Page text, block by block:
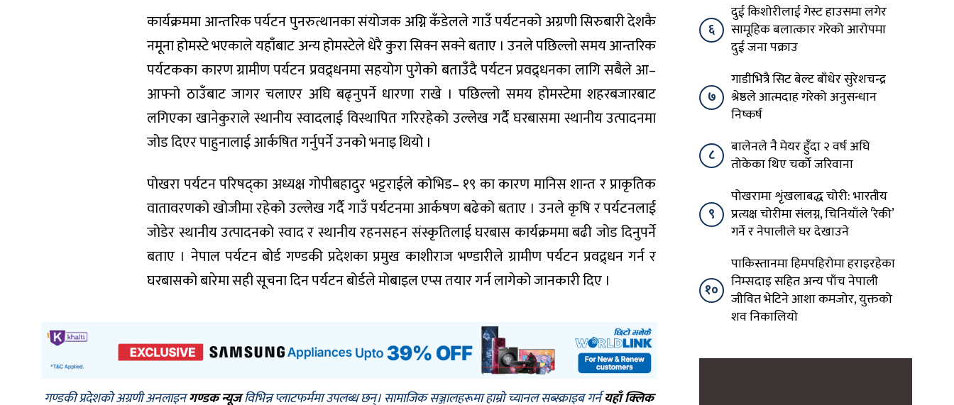
कार्यक्रममा आन्तरिक पर्यटन पुनरुत्थानका संयोजक अग्नि कँडेलले गाउँ पर्यटनको अग्रणी सिरुबारी देशकै
नमूना होमस्टे भएकाले यहाँबाट अन्य होमस्टेले धेरै कुरा सिक्न सक्ने बताए । उनले पछिल्लो समय आन्तरिक
पर्यटकका कारण ग्रामीण पर्यटन प्रवद्र्धनमा सहयोग पुगेको बताउँदै पर्यटन प्रवद्र्धनका लागि सबैले आ–
आफ्नो ठाउँबाट जागर चलाएर अघि बढ्नुपर्ने धारणा राखे । पछिल्लो समय होमस्टेमा शहरबजारबाट
लगिएका खानेकुराले स्थानीय स्वादलाई विस्थापित गरिरहेको उल्लेख गर्दै घरबासमा स्थानीय उत्पादनमा
जोड दिएर पाहुनालाई आर्कषित गर्नुपर्ने उनको भनाइ थियो ।
पोखरा पर्यटन परिषद्का अध्यक्ष गोपीबहादुर भट्टराईले कोभिड– १९ का कारण मानिस शान्त र प्राकृतिक
वातावरणको खोजीमा रहेको उल्लेख गर्दै गाउँ पर्यटनमा आर्कषण बढेको बताए । उनले कृषि र पर्यटनलाई
जोडेर स्थानीय उत्पादनको स्वाद र स्थानीय रहनसहन संस्कृतिलाई घरबास कार्यक्रममा बढी जोड दिनुपर्ने
बताए । नेपाल पर्यटन बोर्ड गण्डकी प्रदेशका प्रमुख काशीराज भण्डारीले ग्रामीण पर्यटन प्रवद्र्धन गर्न र
घरबासको बारेमा सही सूचना दिन पर्यटन बोर्डले मोबाइल एप्स तयार गर्न लागेको जानकारी दिए ।
गण्डकी प्रदेशको अग्रणी अनलाइनगण्डक न्यूजविभिन्न प्लाटफर्ममा उपलब्ध छन्। सामाजिक सञ्जालहरूमा हाम्रो च्यानल सब्स्क्राइब गर्नयहाँ क्लिक
६
दुई किशोरीलाई गेस्ट हाउसमा लगेर
सामूहिक बलात्कार गरेको आरोपमा
दुई जना पक्राउ
७
गाडीभित्रै सिट बेल्ट बाँधेर सुरेशचन्द्र
श्रेष्ठले आत्मदाह गरेको अनुसन्धान
निष्कर्ष
८
बालेनले नै मेयर हुँदा २ वर्ष अघि
तोकेका थिए चर्को जरिवाना
९
पोखरामा शृंखलाबद्ध चोरी: भारतीय
प्रत्यक्ष चोरीमा संलग्न, चिनियाँले ‘रेकी’
गर्ने र नेपालीले घर देखाउने
१०
पाकिस्तानमा हिमपहिरोमा हराइरहेका
निम्सदाइ सहित अन्य पाँच नेपाली
जीवित भेटिने आशा कमजोर, युक्तको
शव निकालियो